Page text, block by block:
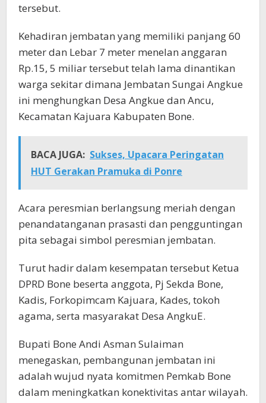
tersebut.
Kehadiran jembatan yang memiliki panjang 60
meter dan Lebar 7 meter menelan anggaran
Rp.15, 5 miliar tersebut telah lama dinantikan
warga sekitar dimana Jembatan Sungai Angkue
ini menghungkan Desa Angkue dan Ancu,
Kecamatan Kajuara Kabupaten Bone.
BACA JUGA: Sukses, Upacara Peringatan
HUT Gerakan Pramuka di Ponre
Acara peresmian berlangsung meriah dengan
penandatanganan prasasti dan pengguntingan
pita sebagai simbol peresmian jembatan.
Turut hadir dalam kesempatan tersebut Ketua
DPRD Bone beserta anggota, Pj Sekda Bone,
Kadis, Forkopimcam Kajuara, Kades, tokoh
agama, serta masyarakat Desa AngkuE.
Bupati Bone Andi Asman Sulaiman
menegaskan, pembangunan jembatan ini
adalah wujud nyata komitmen Pemkab Bone
dalam meningkatkan konektivitas antar wilayah.